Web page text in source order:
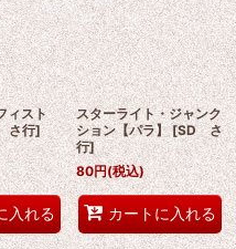
ィスト
さ行]
入れる
スターライト・ジャンク
ション【パラ】 [SD さ
行]
80円(税込)
カートに入れる